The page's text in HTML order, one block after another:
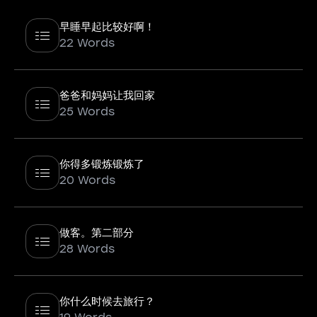
早睡早起比较好啊！
22 Words
爸爸和妈妈让我回家
25 Words
你得多锻炼锻炼了
20 Words
做客。第二部分
28 Words
你什么时候去旅行？